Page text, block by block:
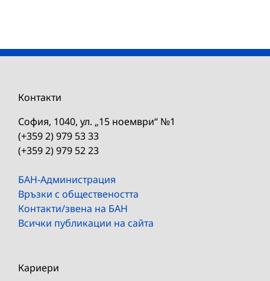
Контакти
София, 1040, ул. „15 ноември“ №1
(+359 2) 979 53 33
(+359 2) 979 52 23
БАН-Администрация
Връзки с обществеността
Контакти/звена на БАН
Всички публикации на сайта
Кариери